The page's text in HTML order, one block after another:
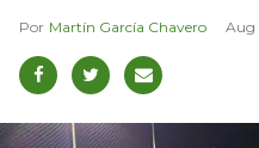
Martín García Chavero Aug